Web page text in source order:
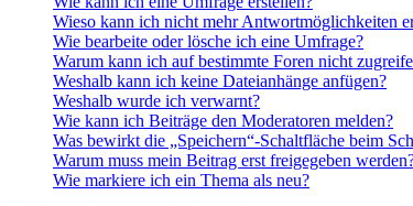
Wieso kann ich nicht mehr Antwortmöglichkeiten
Wie bearbeite oder lösche ich eine Umfrage?
Warum kann ich auf bestimmte Foren nicht
Weshalb kann ich keine Dateianhänge anfügen?
Weshalb wurde ich verwarnt?
Wie kann ich Beiträge den Moderatoren melden?
Was bewirkt die „Speichern“-Schaltfläche beim
Warum muss mein Beitrag erst freigegeben
Wie markiere ich ein Thema als neu?